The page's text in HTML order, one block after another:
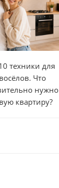
техники для
Что
нужно
квартиру?